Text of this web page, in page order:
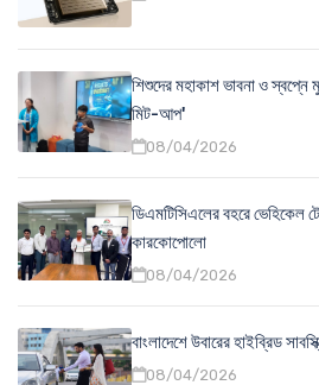
শিশুদের মহাকাশ ভাবনা ও
মিট-আপ'
08/04/2026
ডিএমটিসিএলের বহরে ভেহিকেল
কারকোপোলো
08/04/2026
বাংলাদেশে উবারের হাইব্রিড
08/04/2026